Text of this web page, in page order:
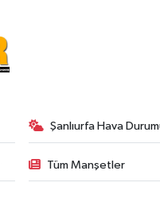
Şanlıurfa Hava
Tüm Manşetler